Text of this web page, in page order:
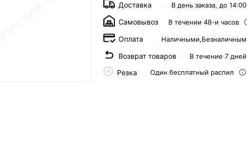
Доставка В день заказа, до 14:00
Самовывоз В течении 48-и часов
Оплата Наличными,Безналичным
Возврат товаров В течение 7 дней
Резка Один бесплатный распил